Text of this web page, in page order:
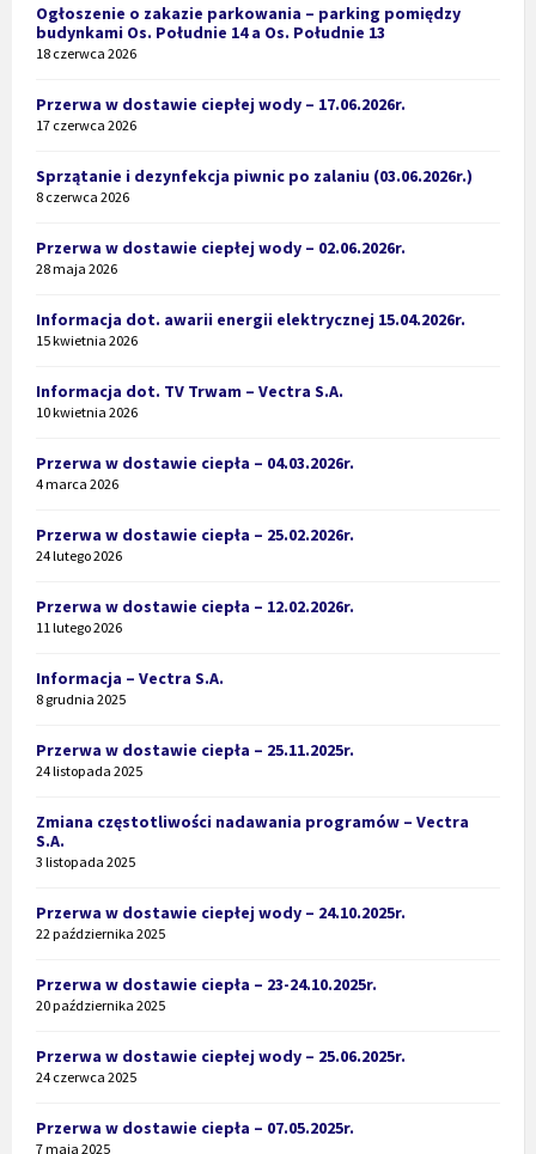
Ogłoszenie o zakazie parkowania – parking pomiędzy
budynkami Os. Południe 14 a Os. Południe 13
18 czerwca 2026
Przerwa w dostawie ciepłej wody – 17.06.2026r.
17 czerwca 2026
Sprzątanie i dezynfekcja piwnic po zalaniu (03.06.2026r.)
8 czerwca 2026
Przerwa w dostawie ciepłej wody – 02.06.2026r.
28 maja 2026
Informacja dot. awarii energii elektrycznej 15.04.2026r.
15 kwietnia 2026
Informacja dot. TV Trwam – Vectra S.A.
10 kwietnia 2026
Przerwa w dostawie ciepła – 04.03.2026r.
4 marca 2026
Przerwa w dostawie ciepła – 25.02.2026r.
24 lutego 2026
Przerwa w dostawie ciepła – 12.02.2026r.
11 lutego 2026
Informacja – Vectra S.A.
8 grudnia 2025
Przerwa w dostawie ciepła – 25.11.2025r.
24 listopada 2025
Zmiana częstotliwości nadawania programów – Vectra
S.A.
3 listopada 2025
Przerwa w dostawie ciepłej wody – 24.10.2025r.
22 października 2025
Przerwa w dostawie ciepła – 23-24.10.2025r.
20 października 2025
Przerwa w dostawie ciepłej wody – 25.06.2025r.
24 czerwca 2025
Przerwa w dostawie ciepła – 07.05.2025r.
7 maja 2025